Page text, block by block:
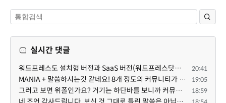
실시간 댓글
워드프레스도 설치형 버전과 SaaS 버전(워드프레스닷컴)은 다른 점이 많습니다. SaaS로 제공한다면 GPL 라이... 20:41
MANIA + 말씀하시는것 같네요! 8개 정도의 커뮤니티가 저 MANIA+ 기반으로 구축된거로 알고 있습니다. SaaS ... 19:05
그러고 보면 위폴인가요? 거기는 하단바를 보니까 커뮤니티 빌딩 SaaS 솔루션을 사용하고 있는거 같더라고요... 18:59